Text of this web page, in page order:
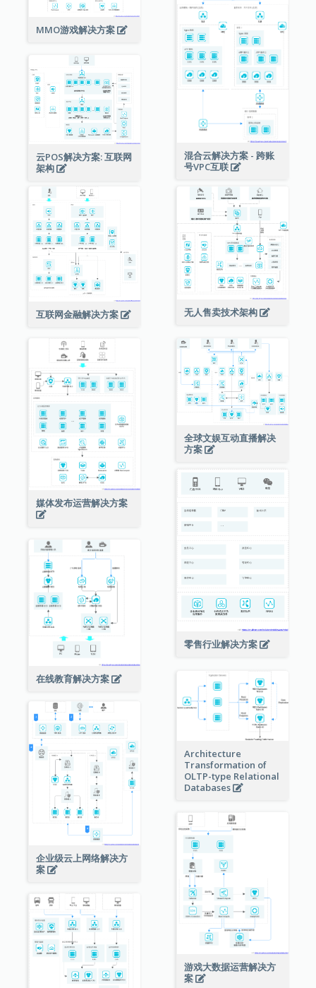
MMO游戏解决方案
混合云解决方案 - 跨账
号VPC互联
云POS解决方案: 互联网
架构
互联网金融解决方案 无人售卖技术架构
媒体发布运营解决方案
全球文娱互动直播解决
方案
零售行业解决方案
在线教育解决方案
Architecture
Transformation of
OLTP-type Relational
Databases
企业级云上网络解决方
案
游戏大数据运营解决方
案